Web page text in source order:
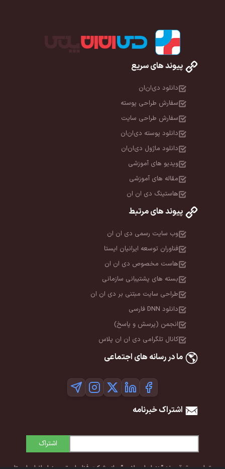
پیوند های سریع
دانلود دی‌ان‌ان
سفارش طراحی پوسته
سفارش طراحی سایت
دانلود پوسته دی‌ان‌ان
دانلود ماژول دی‌ان‌ان
ویدیو های آموزشی
مقاله های آموزشی
هاستینگ دی ان ان
پیوند های مرتبط
وب سایت رسمی دی ان ان
فناوران توسعه ایرانیان ایستا
هاست مخصوص دی ان ان
بسته های پشتیبانی سازمانی
طراحی سایت مبتنی بر دی ان ان
دانلود DNN فارسی
انجمن (پرسش و پاسخ)
کانال تلگرامی دی ان ان پلاس
ما در رسانه های اجتماعی
اشتراک خبرنامه
اشتراک